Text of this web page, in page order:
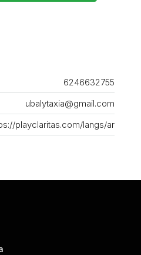
6246632755
ubalytaxia@gmail.com
playclaritas.com/langs/ar